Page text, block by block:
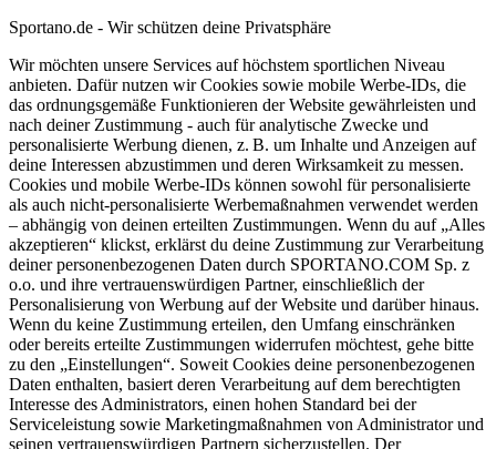
Sportano.de - Wir schützen deine Privatsphäre
Wir möchten unsere Services auf höchstem sportlichen Niveau
anbieten. Dafür nutzen wir Cookies sowie mobile Werbe-IDs, die
das ordnungsgemäße Funktionieren der Website gewährleisten und
nach deiner Zustimmung - auch für analytische Zwecke und
personalisierte Werbung dienen, z. B. um Inhalte und Anzeigen auf
deine Interessen abzustimmen und deren Wirksamkeit zu messen.
Cookies und mobile Werbe-IDs können sowohl für personalisierte
als auch nicht-personalisierte Werbemaßnahmen verwendet werden
– abhängig von deinen erteilten Zustimmungen. Wenn du auf „Alles
akzeptieren“ klickst, erklärst du deine Zustimmung zur Verarbeitung
deiner personenbezogenen Daten durch SPORTANO.COM Sp. z
o.o. und ihre vertrauenswürdigen Partner, einschließlich der
Personalisierung von Werbung auf der Website und darüber hinaus.
Wenn du keine Zustimmung erteilen, den Umfang einschränken
oder bereits erteilte Zustimmungen widerrufen möchtest, gehe bitte
zu den „Einstellungen“. Soweit Cookies deine personenbezogenen
Daten enthalten, basiert deren Verarbeitung auf dem berechtigten
Interesse des Administrators, einen hohen Standard bei der
Serviceleistung sowie Marketingmaßnahmen von Administrator und
seinen vertrauenswürdigen Partnern sicherzustellen. Der